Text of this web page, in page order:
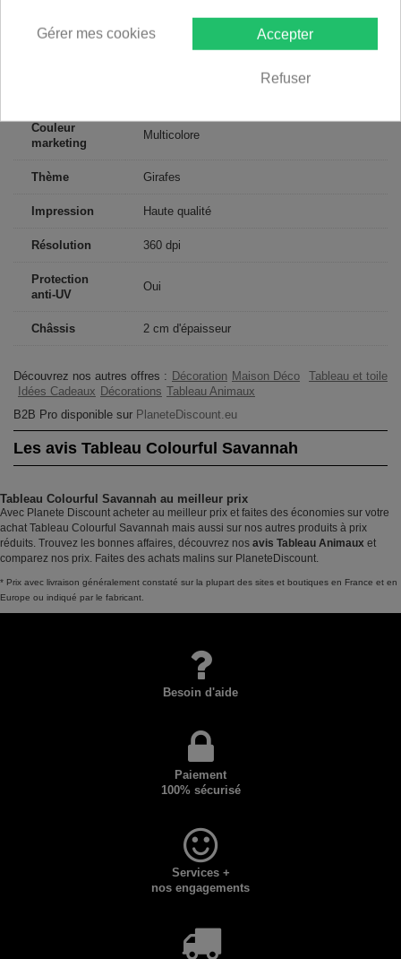
120x40 cm, 150x50 cm, 135x45 cm
Couleur
marketing
Multicolore
Thème Girafes
Impression Haute qualité
Résolution 360 dpi
Protection
anti-UV
Oui
Châssis 2 cm d'épaisseur
Découvrez nos autres offres : Décoration Maison Déco
Tableau et toile
Idées Cadeaux Décorations Tableau Animaux
B2B Pro disponible sur PlaneteDiscount.eu
Les avis Tableau Colourful Savannah
Tableau Colourful Savannah au meilleur prix
Avec Planete Discount acheter au meilleur prix et faites des économies sur votre
achat Tableau Colourful Savannah mais aussi sur nos autres produits à prix
réduits. Trouvez les bonnes affaires, découvrez nos avis Tableau Animaux et
comparez nos prix. Faites des achats malins sur PlaneteDiscount.
* Prix avec livraison généralement constaté sur la plupart des sites et boutiques en France et en
Europe ou indiqué par le fabricant.
Besoin d'aide
Paiement
100% sécurisé
Services +
nos engagements
Accepter
Refuser
Gérer mes cookies